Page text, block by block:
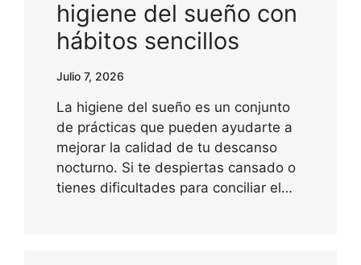
higiene del sueño con
hábitos sencillos
Julio 7, 2026
La higiene del sueño es un conjunto
de prácticas que pueden ayudarte a
mejorar la calidad de tu descanso
nocturno. Si te despiertas cansado o
tienes dificultades para conciliar el…